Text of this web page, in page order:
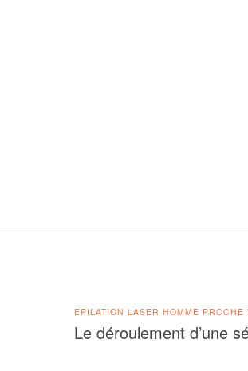
EPILATION LASER HOMME
Le déroulement d’une